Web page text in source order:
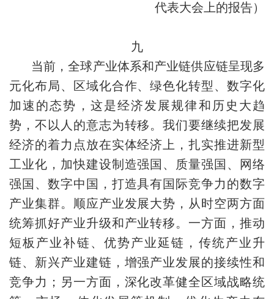
代表大会上的报告）
九
当前，全球产业体系和产业链供应链呈现多
元化布局、区域化合作、绿色化转型、数字化
加速的态势，这是经济发展规律和历史大趋
势，不以人的意志为转移。我们要继续把发展
经济的着力点放在实体经济上，扎实推进新型
工业化，加快建设制造强国、质量强国、网络
强国、数字中国，打造具有国际竞争力的数字
产业集群。顺应产业发展大势，从时空两方面
统筹抓好产业升级和产业转移。一方面，推动
短板产业补链、优势产业延链，传统产业升
链、新兴产业建链，增强产业发展的接续性和
竞争力；另一方面，深化改革健全区域战略统